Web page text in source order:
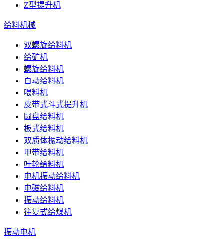
Z型提升机
给料机械
双螺旋给料机
给矿机
螺旋给料机
自动给料机
喂料机
皮带式斗式提升机
圆盘给料机
板式给料机
双质体振动给料机
甲带给料机
叶轮给料机
电机振动给料机
电磁给料机
振动给料机
往复式给煤机
振动电机